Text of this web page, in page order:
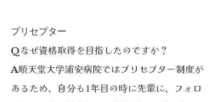
プリセプター
Qなぜ資格取得を目指したのですか？
A順天堂大学浦安病院ではプリセプター制度が
あるため、自分も1年目の時に先輩に、フォロ